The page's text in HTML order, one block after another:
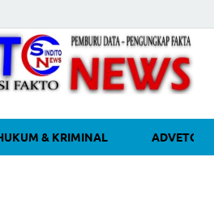
Media Independen Faktual dan
Terpercaya
& KRIMINAL